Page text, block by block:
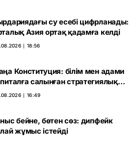
су есебі цифрланады:
Азия ортақ қадамға келді
∣ 18:56
Конституция: білім мен адами
салынған стратегиялық
∣ 16:49
бейне, бөтен сөз: дипфейк
жұмыс істейді